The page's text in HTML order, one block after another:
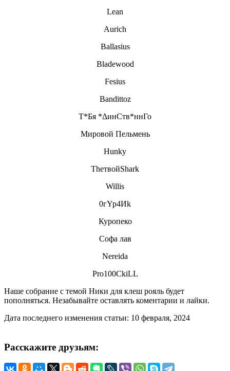
Lean
Aurich
Ballasius
Bladewood
Fesius
Bandittoz
Т*Бя *ΔинСтв*ннГо
Мировой Пельмень
Hunky
TheтвойShark
Willis
0гYp4Иk
Куропеко
Софа лав
Nereida
Pro100CkiLL
Наше собрание с темой Ники для клеш рояль будет
пополняться. Незабывайте оставлять коментарии и лайки.
Дата последнего изменения статьи: 10 февраля, 2024
Расскажите друзьям: